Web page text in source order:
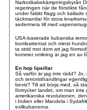
Narkotikabekämpningsbyrån
regeringen när de försökte
under falskt flagg och kallade
täckmantlar för stora
sedermera till med
USA-baserade kubanska
bombattentat och minst
ta strid mot dom att jag
kommer omkring är jag en av
En hop lipsillar
Så varför är jag inte rädd?
och terroristhandlingar
bevis? Till att börja med, så
förtrycker landet, om man inte
amerikanska revolutionen,
i Indien eller Mandela i
exilkubanerna.